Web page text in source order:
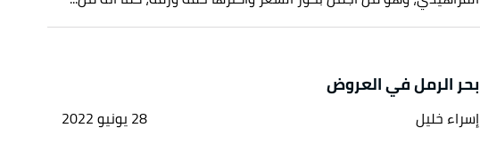
بحر الرمل في العروض
إسراء خليل
28 يونيو 2022